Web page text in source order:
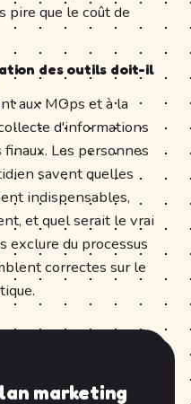
pire que le coût de
des outils doit-il
aux MOps et à la
d'informations
Les personnes
savent quelles
indispensables,
et quel serait le vrai
exclure du processus
correctes sur le
marketing